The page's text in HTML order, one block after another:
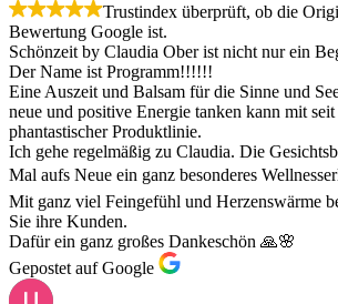
Trustindex überprüft, ob die
Bewertung Google ist.
Schönzeit by Claudia Ober ist nicht nur ein
Der Name ist Programm!!!!!!
Eine Auszeit und Balsam für die Sinne und
neue und positive Energie tanken kann mit
phantastischer Produktlinie.
Ich gehe regelmäßig zu Claudia. Die
Mal aufs Neue ein ganz besonderes
Mit ganz viel Feingefühl und Herzenswärme
Sie ihre Kunden.
Dafür ein ganz großes Dankeschön 🙏🌸
Gepostet auf Google